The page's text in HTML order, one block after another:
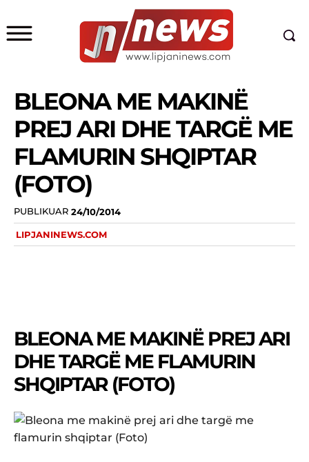
BLEONA ME MAKINË
PREJ ARI DHE TARGË ME
FLAMURIN SHQIPTAR
(FOTO)
PUBLIKUAR 24/10/2014
LIPJANINEWS.COM
BLEONA ME MAKINË PREJ ARI
DHE TARGË ME FLAMURIN
SHQIPTAR (FOTO)